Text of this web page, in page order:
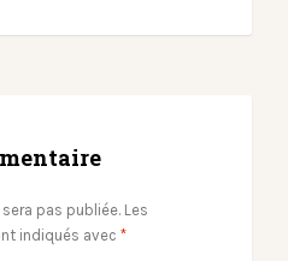
pas publiée. Les
indiqués avec *